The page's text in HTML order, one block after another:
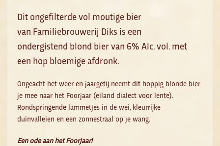
Dit ongefilterde vol moutige bier
van Familiebrouwerij Diks is een
ondergistend blond bier van 6% Alc. vol. met
een hop bloemige afdronk.
Ongeacht het weer en jaargetij neemt dit hoppig blonde bier
je mee naar het Foorjaar (eiland dialect voor lente).
Rondspringende lammetjes in de wei, kleurrijke
duinvalleien en een zonnestraal op je wang.
Een ode aan het Foorjaar!